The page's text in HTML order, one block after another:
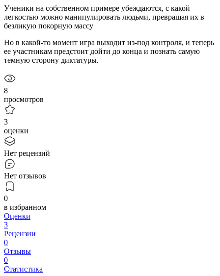
Ученики на собственном примере убеждаются, с какой
легкостью можно манипулировать людьми, превращая их в
безликую покорную массу
Но в какой-то момент игра выходит из-под контроля, и теперь
ее участникам предстоит дойти до конца и познать самую
темную сторону диктатуры.
8
просмотров
3
оценки
Нет рецензий
Нет отзывов
0
в избранном
Оценки
3
Рецензии
0
Отзывы
0
Статистика